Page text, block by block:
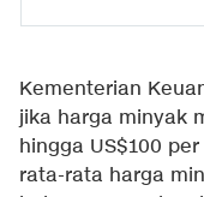
Kementerian
jika harga minyak
hingga US$100
rata-rata harga